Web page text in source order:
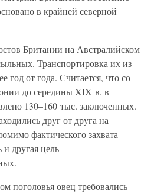
в крайней северной
Британии на Австралийском
Транспортировка их из
год от года. Считается, что со
до середины XIX в. в
130–160 тыс. заключенных.
друг от друга на
фактического захвата
и другая цель —
поголовья овец требовались